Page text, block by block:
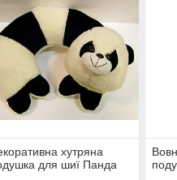
хутряна
для шиї Панда